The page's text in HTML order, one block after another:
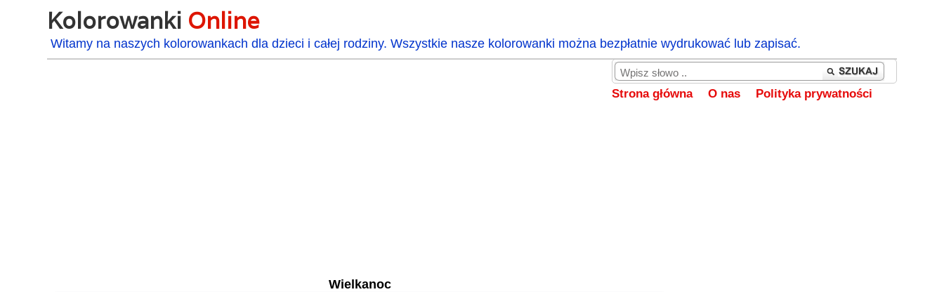
Kolorowanki Online
Witamy na naszych kolorowankach dla dzieci i całej rodziny. Wszystkie nasze kolorowanki można bezpłatnie wydrukować lub zapisać.
Strona główna O nas Polityka prywatności
Wielkanoc